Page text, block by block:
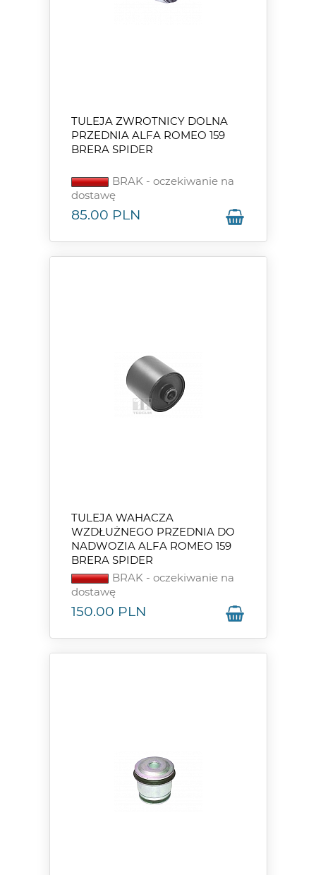
TULEJA ZWROTNICY DOLNA
PRZEDNIA ALFA ROMEO 159
BRERA SPIDER
BRAK - oczekiwanie na
dostawę
85.00 PLN
TULEJA WAHACZA
WZDŁUŻNEGO PRZEDNIA DO
NADWOZIA ALFA ROMEO 159
BRERA SPIDER
BRAK - oczekiwanie na
dostawę
150.00 PLN